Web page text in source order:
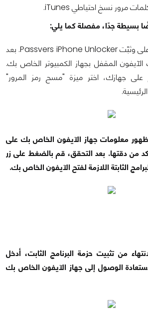
بسيطة جدًا، مفصلة كما يلي:
الخطوة الأولى: احصل على وثبّت Passvers iPhone Unlocker. بعد
المقفل بجهاز الكمبيوتر الخاص بك.
على جهازك، اختر ميزة "مسح رمز المرور"
ظهور معلومات جهاز الآيفون الخاص بك على
من دقتها. بعد التحقق، قم بالضغط على زر
الثابتة اللازمة لفتح الآيفون الخاص بك.
من تثبيت حزمة البرنامج الثابت، أدخل
لاستعادة الوصول إلى جهاز الآيفون الخاص بك